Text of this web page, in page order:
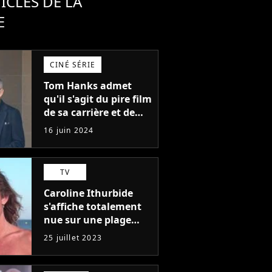
CINÉ SÉRIE
Tom Hanks admet
qu'il s'agit du pire film
de sa carrière et de
l'un des pires de
l'histoire du cinéma :
"L'un des films les
plus médiocres jamais
réalisés"
16 juin 2024
TV
Caroline Ithurbide
s'affiche totalement
nue sur une plage
naturiste : "je ne
pensais pas que
j'arriverais à le
25 juillet 2023